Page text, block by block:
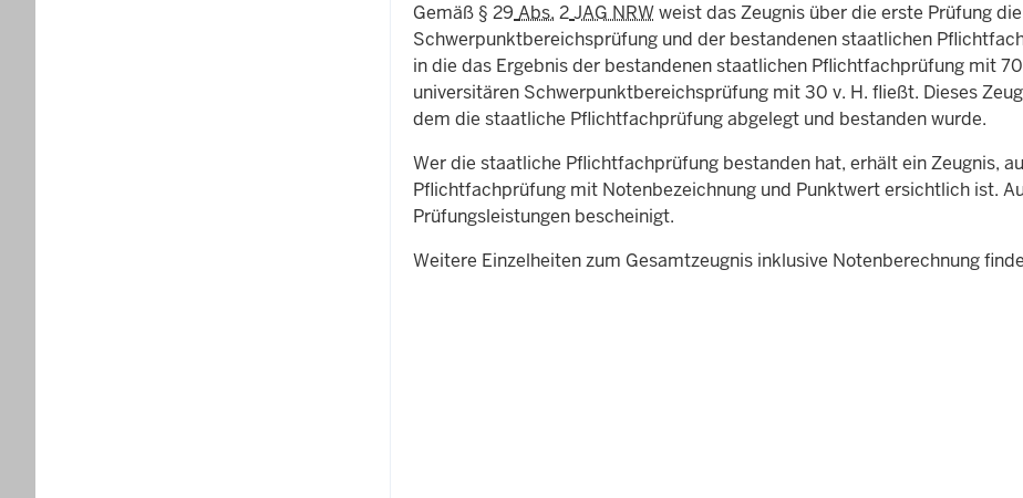
Gemäß § 29 Abs. 2JAG NRWweist das Zeugnis über die erste Prüfung
Schwerpunktbereichsprüfung und der bestandenen staatlichen
in die das Ergebnis der bestandenen staatlichen Pflichtfachprüfung mit 70
universitären Schwerpunktbereichsprüfung mit 30 v. H. fließt. Dieses
dem die staatliche Pflichtfachprüfung abgelegt und bestanden wurde.
Wer die staatliche Pflichtfachprüfung bestanden hat, erhält ein Zeugnis,
Pflichtfachprüfung mit Notenbezeichnung und Punktwert ersichtlich ist.
Prüfungsleistungen bescheinigt.
Weitere Einzelheiten zum Gesamtzeugnis inklusive Notenberechnung